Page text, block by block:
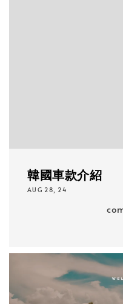
韓國車款介紹
AUG 28, 24